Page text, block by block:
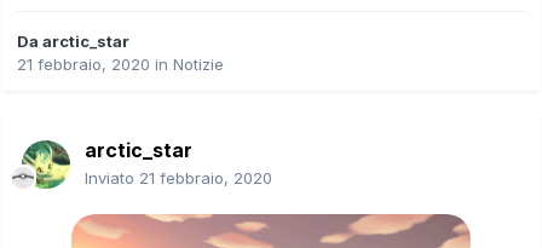
Da arctic_star
21 febbraio, 2020 in Notizie
arctic_star
Inviato 21 febbraio, 2020